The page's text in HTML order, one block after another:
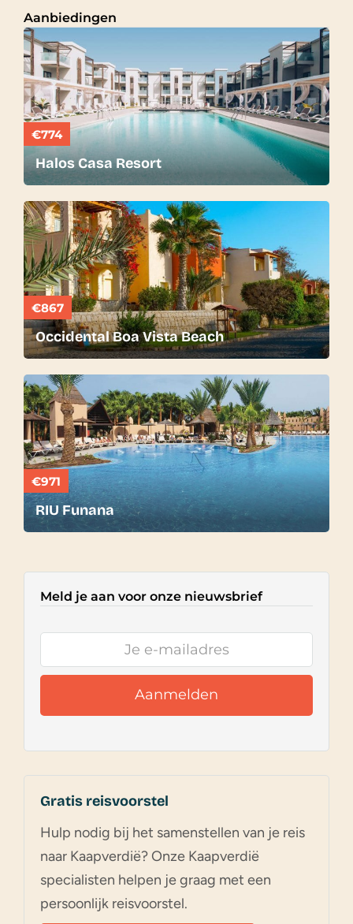
Aanbiedingen
€774
Halos Casa Resort
€867
Occidental Boa Vista Beach
€971
RIU Funana
Meld je aan voor onze nieuwsbrief
Gratis reisvoorstel
Hulp nodig bij het samenstellen van je reis
naar Kaapverdië? Onze Kaapverdië
specialisten helpen je graag met een
persoonlijk reisvoorstel.